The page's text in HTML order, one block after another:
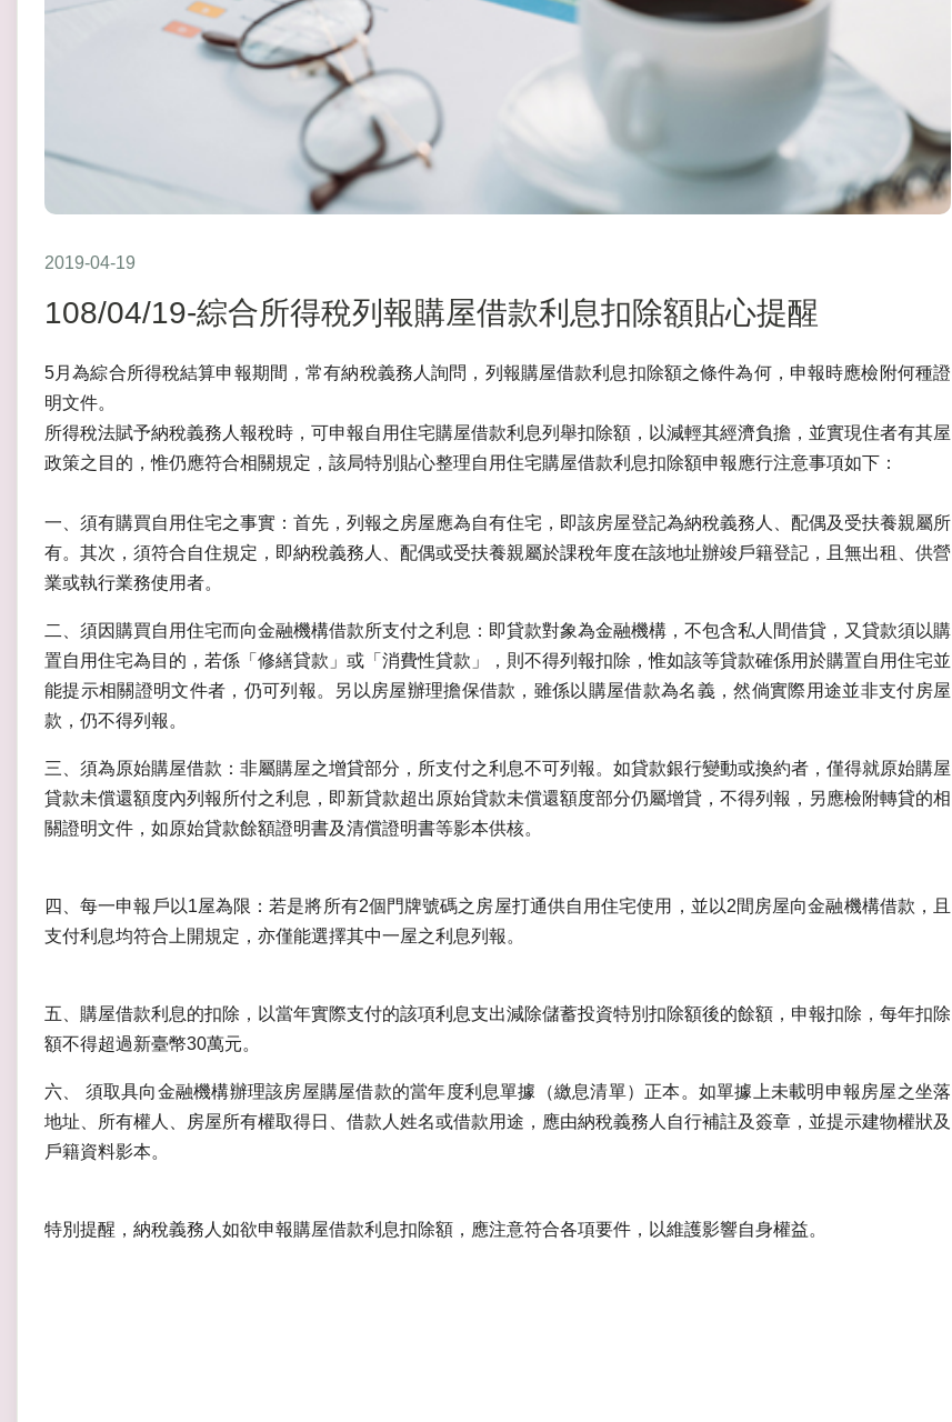
2019-04-19
108/04/19-綜合所得稅列報購屋借款利息扣除額貼心提醒
5月為綜合所得稅結算申報期間，常有納稅義務人詢問，列報購屋借款利息扣除額之條件為何，申報時應檢附何種證
明文件。
所得稅法賦予納稅義務人報稅時，可申報自用住宅購屋借款利息列舉扣除額，以減輕其經濟負擔，並實現住者有其屋
政策之目的，惟仍應符合相關規定，該局特別貼心整理自用住宅購屋借款利息扣除額申報應行注意事項如下：
一、須有購買自用住宅之事實：首先，列報之房屋應為自有住宅，即該房屋登記為納稅義務人、配偶及受扶養親屬所
有。其次，須符合自住規定，即納稅義務人、配偶或受扶養親屬於課稅年度在該地址辦竣戶籍登記，且無出租、供營
業或執行業務使用者。
二、須因購買自用住宅而向金融機構借款所支付之利息：即貸款對象為金融機構，不包含私人間借貸，又貸款須以購
置自用住宅為目的，若係「修繕貸款」或「消費性貸款」，則不得列報扣除，惟如該等貸款確係用於購置自用住宅並
能提示相關證明文件者，仍可列報。另以房屋辦理擔保借款，雖係以購屋借款為名義，然倘實際用途並非支付房屋
款，仍不得列報。
三、須為原始購屋借款：非屬購屋之增貸部分，所支付之利息不可列報。如貸款銀行變動或換約者，僅得就原始購屋
貸款未償還額度內列報所付之利息，即新貸款超出原始貸款未償還額度部分仍屬增貸，不得列報，另應檢附轉貸的相
關證明文件，如原始貸款餘額證明書及清償證明書等影本供核。
四、每一申報戶以1屋為限：若是將所有2個門牌號碼之房屋打通供自用住宅使用，並以2間房屋向金融機構借款，且
支付利息均符合上開規定，亦僅能選擇其中一屋之利息列報。
五、購屋借款利息的扣除，以當年實際支付的該項利息支出減除儲蓄投資特別扣除額後的餘額，申報扣除，每年扣除
額不得超過新臺幣30萬元。
六、 須取具向金融機構辦理該房屋購屋借款的當年度利息單據（繳息清單）正本。如單據上未載明申報房屋之坐落
地址、所有權人、房屋所有權取得日、借款人姓名或借款用途，應由納稅義務人自行補註及簽章，並提示建物權狀及
戶籍資料影本。
特別提醒，納稅義務人如欲申報購屋借款利息扣除額，應注意符合各項要件，以維護影響自身權益。